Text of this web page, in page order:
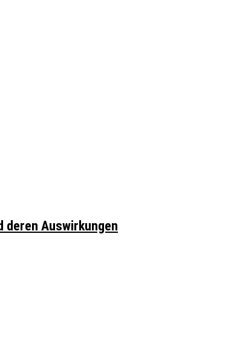
deren Auswirkungen